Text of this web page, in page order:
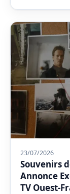
23/07/2026
Souvenirs
Annonce
TV Ouest-